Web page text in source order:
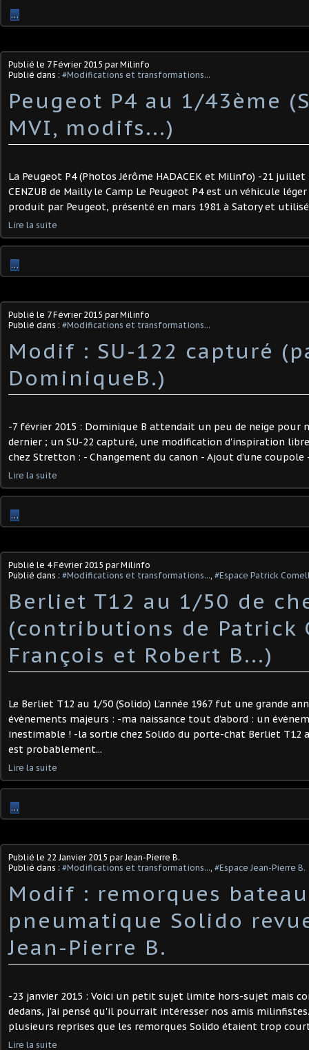
…
Publié le 7 Février 2015 par Milinfo
Publié dans : #Modifications et transformations...
Peugeot P4 au 1/43ème
MVI, modifs...)
La Peugeot P4 (Photos Jérôme HADACEK et Milinfo) -21 juillet
CENZUB de Mailly le Camp Le Peugeot P4 est un véhicule
produit par Peugeot, présenté en mars 1981 à Satory et
Lire la suite
…
Publié le 7 Février 2015 par Milinfo
Publié dans : #Modifications et transformations...
Modif : SU-122 capturé
DominiqueB.)
-7 février 2015 : Dominique B attendait un peu de neige pour
dernier ; un SU-22 capturé, une modification d'inspiration
chez Stretton : - Changement du canon - Ajout d’une coupole
Lire la suite
…
Publié le 4 Février 2015 par Milinfo
Publié dans : #Modifications et transformations..., #Espace Patrick
Berliet T12 au 1/50 de
(contributions de Patrick
François et Robert B...)
Le Berliet T12 au 1/50 (Solido) L'année 1967 fut une grande
évènements majeurs : -ma naissance tout d'abord : un
inestimable ! -la sortie chez Solido du porte-chat Berliet T12
est probablement...
Lire la suite
…
Publié le 22 Janvier 2015 par Jean-Pierre B.
Publié dans : #Modifications et transformations..., #Espace Jean-Pierre B.
Modif : remorques bateau
pneumatique Solido
Jean-Pierre B.
-23 janvier 2015 : Voici un petit sujet limite hors-sujet mais
dedans, j'ai pensé qu'il pourrait intéresser nos amis
plusieurs reprises que les remorques Solido étaient trop
Lire la suite